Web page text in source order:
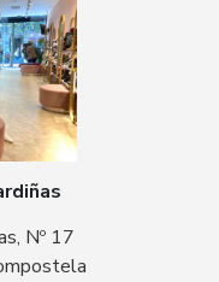
Nº 17